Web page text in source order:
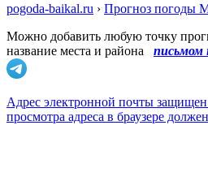
pogoda-baikal.ru › Прогноз погоды
Можно добавить любую точку
название места и района
письмом
Адрес электронной почты
просмотра адреса в браузере